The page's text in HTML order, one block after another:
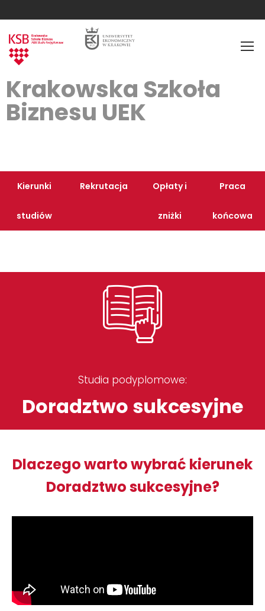
Krakowska Szkoła
Biznesu UEK
Kierunki
studiów
Rekrutacja Opłaty i
zniżki
Praca
końcowa
Studia podyplomowe:
Doradztwo sukcesyjne
Dlaczego warto wybrać kierunek
Doradztwo sukcesyjne?